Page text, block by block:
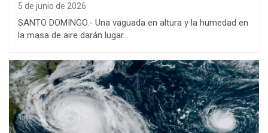
5 de junio de 2026
SANTO DOMINGO.- Una vaguada en altura y la humedad en
la masa de aire darán lugar…